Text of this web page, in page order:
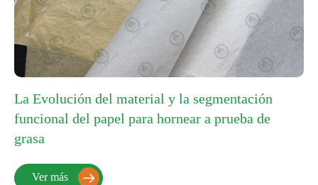
La Evolución del material y la segmentación
funcional del papel para hornear a prueba de
grasa
Ver más 